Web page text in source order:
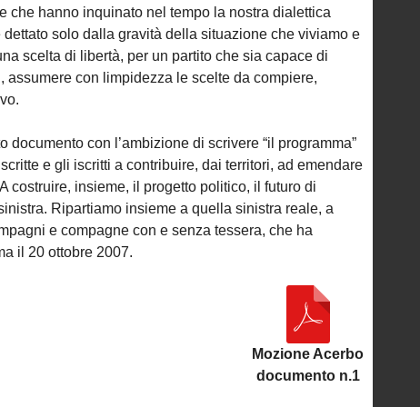
che hanno inquinato nel tempo la nostra dialettica
dettato solo dalla gravità della situazione che viviamo e
scelta di libertà, per un partito che sia capace di
assumere con limpidezza le scelte da compiere,
documento con l’ambizione di scrivere “il programma”
e gli iscritti a contribuire, dai territori, ad emendare
costruire, insieme, il progetto politico, il futuro di
Ripartiamo insieme a quella sinistra reale, a
e compagne con e senza tessera, che ha
il 20 ottobre 2007.
Mozione Acerbo
documento n.1